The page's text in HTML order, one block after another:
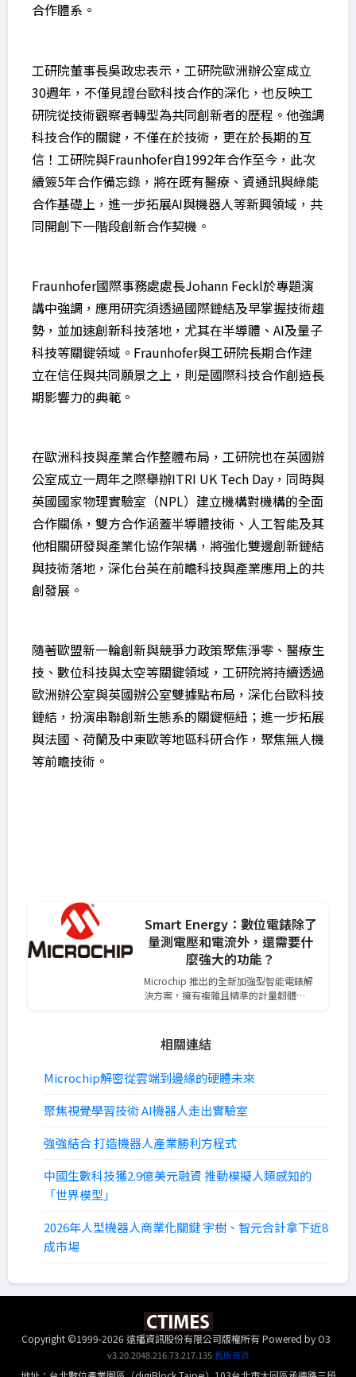
合作體系。
工研院董事長吳政忠表示，工研院歐洲辦公室成立
30週年，不僅見證台歐科技合作的深化，也反映工
研院從技術觀察者轉型為共同創新者的歷程。他強調
科技合作的關鍵，不僅在於技術，更在於長期的互
信！工研院與Fraunhofer自1992年合作至今，此次
續簽5年合作備忘錄，將在既有醫療、資通訊與綠能
合作基礎上，進一步拓展AI與機器人等新興領域，共
同開創下一階段創新合作契機。
Fraunhofer國際事務處處長Johann Feckl於專題演
講中強調，應用研究須透過國際鏈結及早掌握技術趨
勢，並加速創新科技落地，尤其在半導體、AI及量子
科技等關鍵領域。Fraunhofer與工研院長期合作建
立在信任與共同願景之上，則是國際科技合作創造長
期影響力的典範。
在歐洲科技與產業合作整體布局，工研院也在英國辦
公室成立一周年之際舉辦ITRI UK Tech Day，同時與
英國國家物理實驗室（NPL）建立機構對機構的全面
合作關係，雙方合作涵蓋半導體技術、人工智能及其
他相關研發與產業化協作架構，將強化雙邊創新鏈結
與技術落地，深化台英在前瞻科技與產業應用上的共
創發展。
隨著歐盟新一輪創新與競爭力政策聚焦淨零、醫療生
技、數位科技與太空等關鍵領域，工研院將持續透過
歐洲辦公室與英國辦公室雙據點布局，深化台歐科技
鏈結，扮演串聯創新生態系的關鍵樞紐；進一步拓展
與法國、荷蘭及中東歐等地區科研合作，聚焦無人機
等前瞻技術。
Smart Energy：數位電錶除了
量測電壓和電流外，還需要什
麼強大的功能？
Microchip 推出的全新加強型智能電錶解
決方案，擁有複雜且精準的計量韌體…
相關連結
Microchip解密從雲端到邊緣的硬體未來
聚焦視覺學習技術 AI機器人走出實驗室
強強結合 打造機器人產業勝利方程式
中國生數科技獲2.9億美元融資 推動模擬人類感知的
「世界模型」
2026年人型機器人商業化關鍵 宇樹、智元合計拿下近8
成市場
Copyright ©1999-2026 遠播資訊股份有限公司版權所有Powered by O3
v3.20.2048.216.73.217.135 舊版首頁